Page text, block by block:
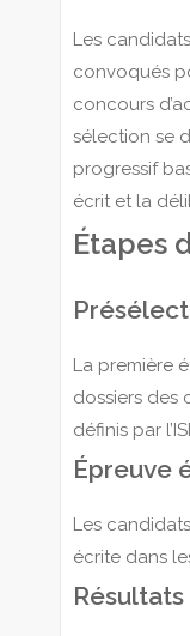
Les
convoqués
concours
sélection se
progressif
écrit et la
Étapes
La première
dossiers des
définis par
Épreuve
Les
écrite dans
Résultats